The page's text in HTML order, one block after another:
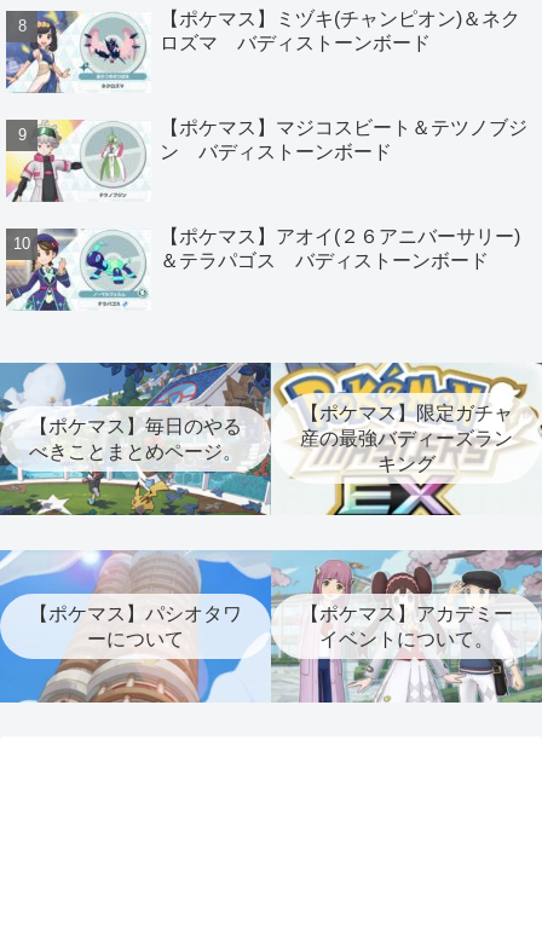
【ポケマス】ミヅキ(チャンピオン)＆ネク
ロズマ バディストーンボード
【ポケマス】マジコスビート＆テツノブジ
ン バディストーンボード
【ポケマス】アオイ(２６アニバーサリー)
＆テラパゴス バディストーンボード
【ポケマス】毎日のやる
べきことまとめページ。
【ポケマス】限定ガチャ
産の最強バディーズラン
キング
【ポケマス】パシオタワ
ーについて
【ポケマス】アカデミー
イベントについて。